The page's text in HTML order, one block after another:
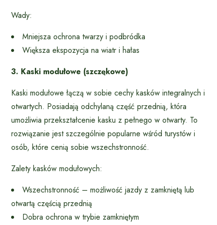
Wady:
Mniejsza ochrona twarzy i podbródka
Większa ekspozycja na wiatr i hałas
3. Kaski modułowe (szczękowe)
Kaski modułowe łączą w sobie cechy kasków integralnych i
otwartych. Posiadają odchylaną część przednią, która
umożliwia przekształcenie kasku z pełnego w otwarty. To
rozwiązanie jest szczególnie popularne wśród turystów i
osób, które cenią sobie wszechstronność.
Zalety kasków modułowych:
Wszechstronność – możliwość jazdy z zamkniętą lub
otwartą częścią przednią
Dobra ochrona w trybie zamkniętym